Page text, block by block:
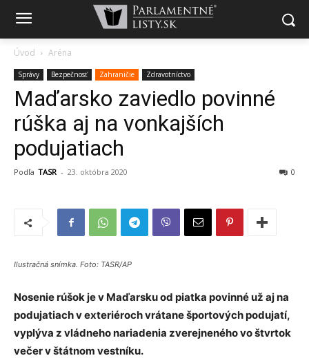
Úvod Aréna
Správy Bezpečnosť Zahraničie Zdravotníctvo
Maďarsko zaviedlo povinné
rúška aj na vonkajších
podujatiach
Podľa TASR - 23. októbra 2020 0
Ilustračná snímka. Foto: TASR/AP
Nosenie rúšok je v Maďarsku od piatka povinné už aj na
podujatiach v exteriéroch vrátane športových podujatí,
vyplýva z vládneho nariadenia zverejneného vo štvrtok
večer v štátnom vestníku.